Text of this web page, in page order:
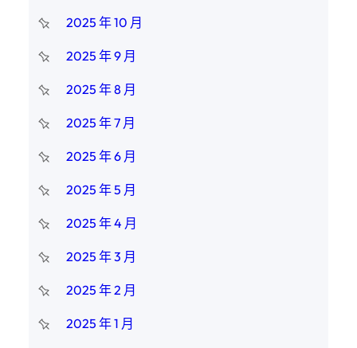
2025 年 10 月
2025 年 9 月
2025 年 8 月
2025 年 7 月
2025 年 6 月
2025 年 5 月
2025 年 4 月
2025 年 3 月
2025 年 2 月
2025 年 1 月